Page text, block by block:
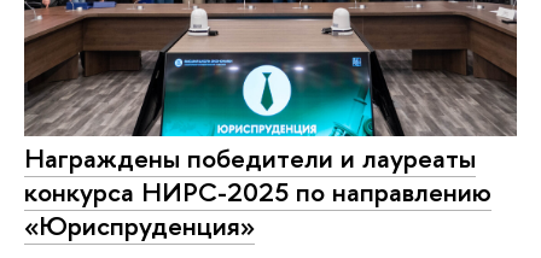
Награждены победители и лауреаты
конкурса НИРС-2025 по направлению
«Юриспруденция»